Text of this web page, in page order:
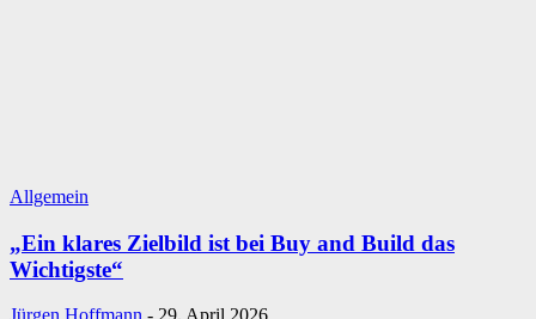
Allgemein
„Ein klares Zielbild ist bei Buy and Build das
Wichtigste“